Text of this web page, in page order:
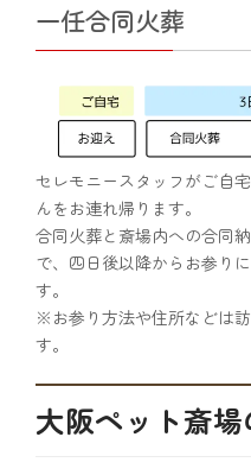
一任合同火葬
セレモニースタッフがご自
んをお連れ帰ります。
合同火葬と斎場内への合同
で、四日後以降からお参り
す。
※お参り方法や住所などは
す。
大阪ペット斎